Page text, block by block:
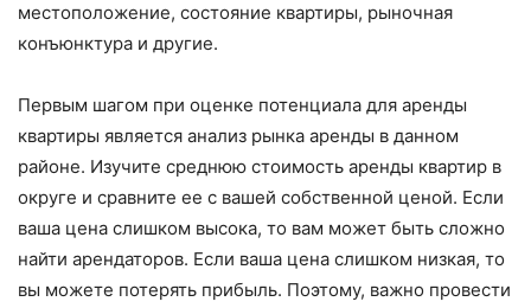
местоположение, состояние квартиры, рыночная
конъюнктура и другие.
Первым шагом при оценке потенциала для аренды
квартиры является анализ рынка аренды в данном
районе. Изучите среднюю стоимость аренды квартир в
округе и сравните ее с вашей собственной ценой. Если
ваша цена слишком высока, то вам может быть сложно
найти арендаторов. Если ваша цена слишком низкая, то
вы можете потерять прибыль. Поэтому, важно провести